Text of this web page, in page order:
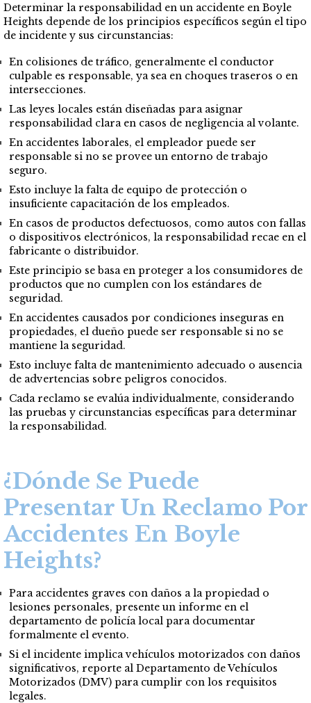
Determinar la responsabilidad en un accidente en Boyle
Heights depende de los principios específicos según el tipo
de incidente y sus circunstancias:
En colisiones de tráfico, generalmente el conductor
culpable es responsable, ya sea en choques traseros o en
intersecciones.
Las leyes locales están diseñadas para asignar
responsabilidad clara en casos de negligencia al volante.
En accidentes laborales, el empleador puede ser
responsable si no se provee un entorno de trabajo
seguro.
Esto incluye la falta de equipo de protección o
insuficiente capacitación de los empleados.
En casos de productos defectuosos, como autos con fallas
o dispositivos electrónicos, la responsabilidad recae en el
fabricante o distribuidor.
Este principio se basa en proteger a los consumidores de
productos que no cumplen con los estándares de
seguridad.
En accidentes causados por condiciones inseguras en
propiedades, el dueño puede ser responsable si no se
mantiene la seguridad.
Esto incluye falta de mantenimiento adecuado o ausencia
de advertencias sobre peligros conocidos.
Cada reclamo se evalúa individualmente, considerando
las pruebas y circunstancias específicas para determinar
la responsabilidad.
¿Dónde Se Puede
Presentar Un Reclamo Por
Accidentes En Boyle
Heights?
Para accidentes graves con daños a la propiedad o
lesiones personales, presente un informe en el
departamento de policía local para documentar
formalmente el evento.
Si el incidente implica vehículos motorizados con daños
significativos, reporte al Departamento de Vehículos
Motorizados (DMV) para cumplir con los requisitos
legales.